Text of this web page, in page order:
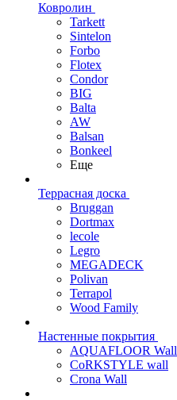
Ковролин
Tarkett
Sintelon
Forbo
Flotex
Condor
BIG
Balta
AW
Balsan
Bonkeel
Еще
Террасная доска
Bruggan
Dortmax
lecole
Legro
MEGADECK
Polivan
Terrapol
Wood Family
Настенные покрытия
AQUAFLOOR Wall
CoRKSTYLE wall
Crona Wall